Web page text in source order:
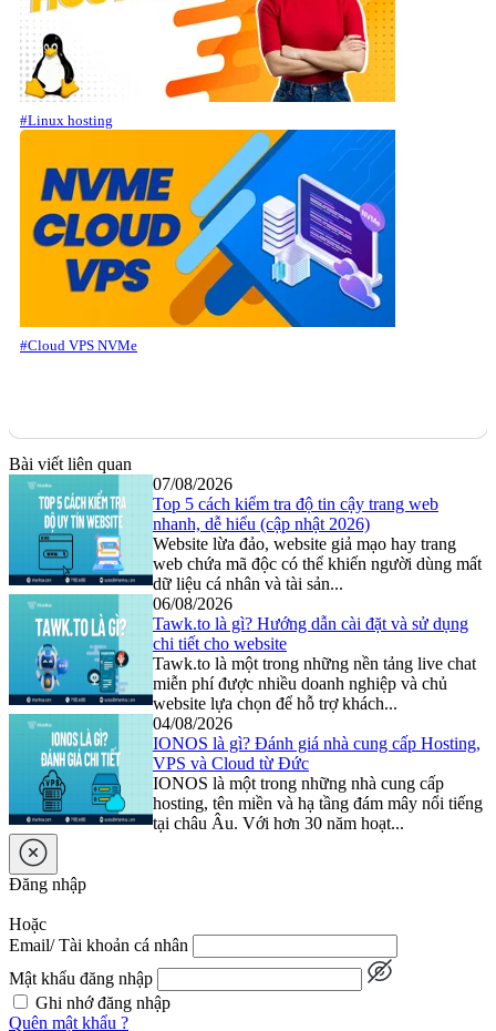
#Linux hosting
#Cloud VPS NVMe
Bài viết liên quan
07/08/2026
Top 5 cách kiểm tra độ tin cậy trang web
nhanh, dễ hiểu (cập nhật 2026)
Website lừa đảo, website giả mạo hay trang
web chứa mã độc có thể khiến người dùng mất
dữ liệu cá nhân và tài sản...
06/08/2026
Tawk.to là gì? Hướng dẫn cài đặt và sử dụng
chi tiết cho website
Tawk.to là một trong những nền tảng live chat
miễn phí được nhiều doanh nghiệp và chủ
website lựa chọn để hỗ trợ khách...
04/08/2026
IONOS là gì? Đánh giá nhà cung cấp Hosting,
VPS và Cloud từ Đức
IONOS là một trong những nhà cung cấp
hosting, tên miền và hạ tầng đám mây nổi tiếng
tại châu Âu. Với hơn 30 năm hoạt...
Đăng nhập
Hoặc
Email/ Tài khoản cá nhân
Mật khẩu đăng nhập
Ghi nhớ đăng nhập
Quên mật khẩu ?